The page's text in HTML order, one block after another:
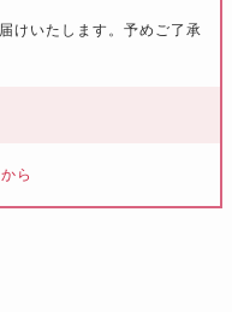
けいたします。予めご了承
ら